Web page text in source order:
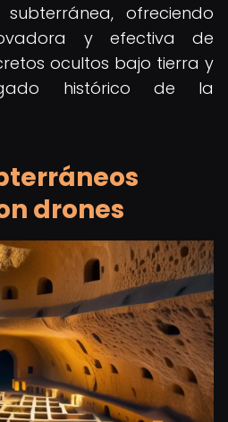
ofreciendo
y efectiva de
ocultos bajo tierra y
histórico de la
drones